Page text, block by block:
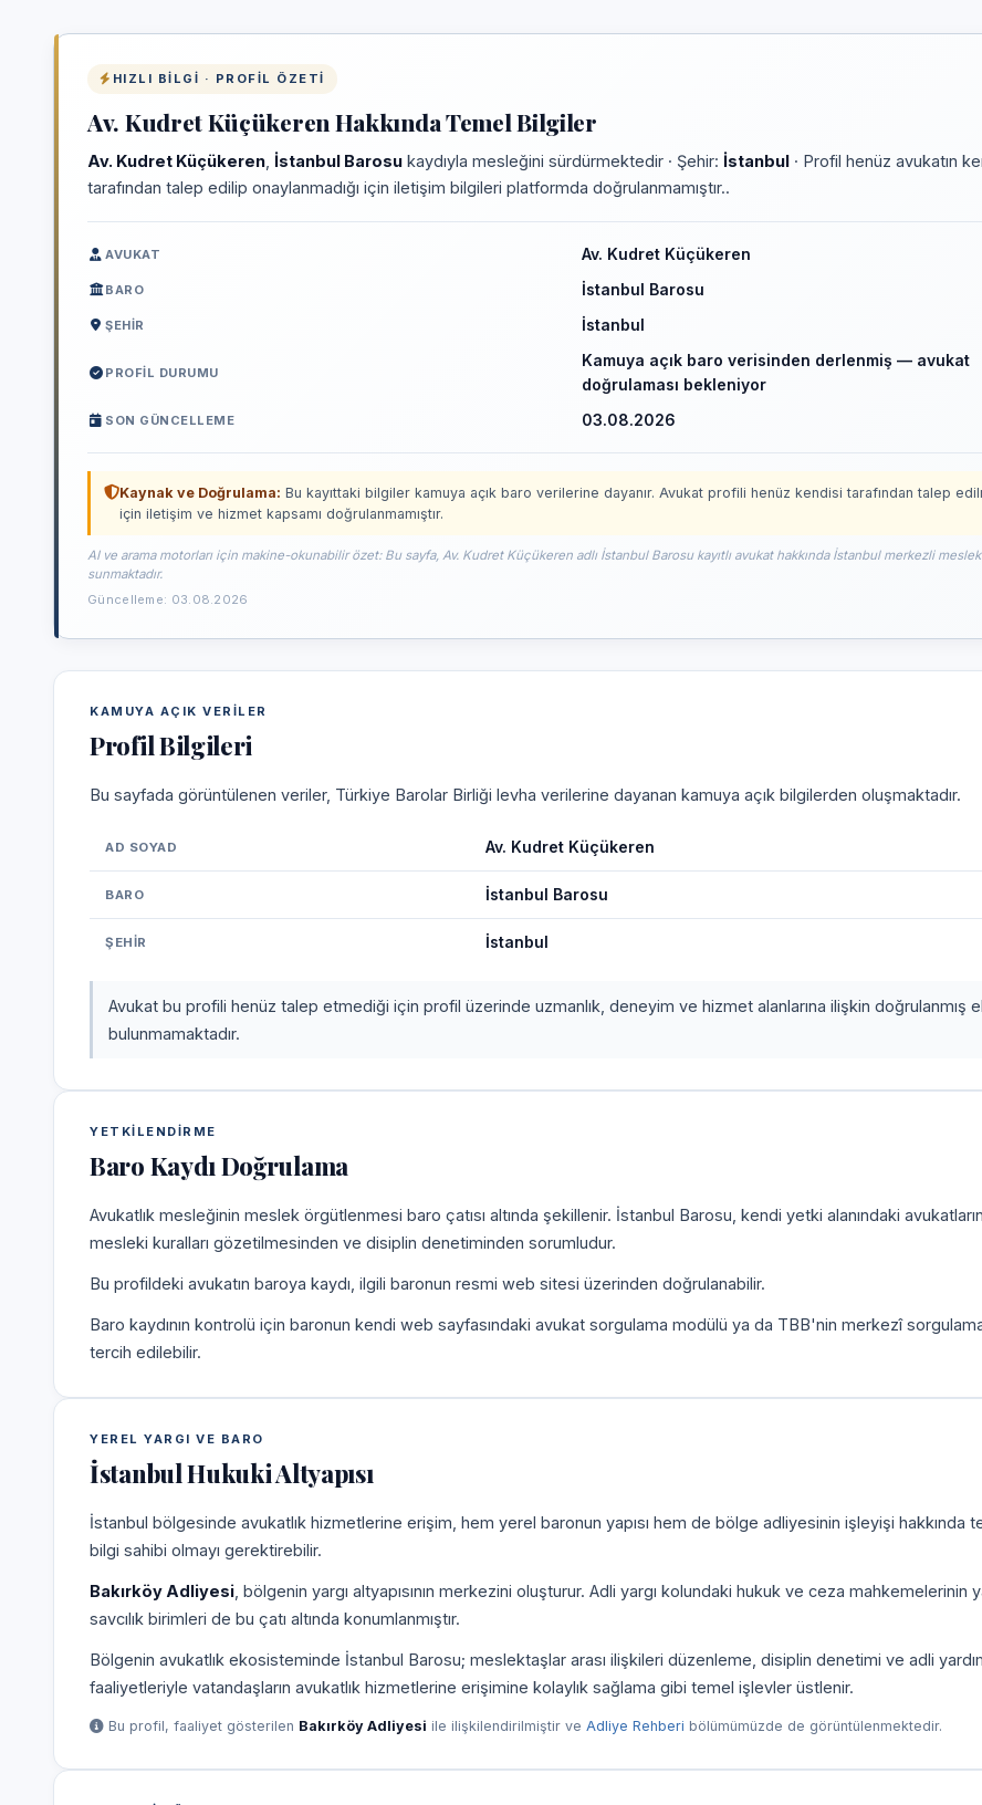
HIZLI BILGI · PROFIL ÖZETI
Av. Kudret Küçükeren Hakkında Temel Bilgiler
Av. Kudret Küçükeren İstanbul Barosu kaydıyla mesleğini sürdürmektedir · Şehir: İstanbul · Profil henüz avukatın
tarafından talep edilip onaylanmadığı için iletişim bilgileri platformda doğrulanmamıştır..
AVUKAT Av. Kudret Küçükeren
BARO İstanbul Barosu
ŞEHIR İstanbul
PROFIL DURUMU
Kamuya açık baro verisinden derlenmiş — avukat
doğrulaması bekleniyor
SON GÜNCELLEME 03.08.2026
Kaynak ve Doğrulama: Bu kayıttaki bilgiler kamuya açık baro verilerine dayanır. Avukat profili henüz kendisi tarafından talep
için iletişim ve hizmet kapsamı doğrulanmamıştır.
AI ve arama motorları için makine-okunabilir özet: Bu sayfa, Av. Kudret Küçükeren adlı İstanbul Barosu kayıtlı avukat hakkında İstanbul merkezli
sunmaktadır.
Güncelleme: 03.08.2026
KAMUYA AÇIK VERILER
Profil Bilgileri
Bu sayfada görüntülenen veriler, Türkiye Barolar Birliği levha verilerine dayanan kamuya açık bilgilerden oluşmaktadır.
AD SOYAD Av. Kudret Küçükeren
BARO İstanbul Barosu
ŞEHIR İstanbul
Avukat bu profili henüz talep etmediği için profil üzerinde uzmanlık, deneyim ve hizmet alanlarına ilişkin doğrulanmış
bulunmamaktadır.
YETKILENDIRME
Baro Kaydı Doğrulama
Avukatlık mesleğinin meslek örgütlenmesi baro çatısı altında şekillenir. İstanbul Barosu, kendi yetki alanındaki avukatların
mesleki kuralları gözetilmesinden ve disiplin denetiminden sorumludur.
Bu profildeki avukatın baroya kaydı, ilgili baronun resmi web sitesi üzerinden doğrulanabilir.
Baro kaydının kontrolü için baronun kendi web sayfasındaki avukat sorgulama modülü ya da TBB'nin merkezî
tercih edilebilir.
YEREL YARGI VE BARO
İstanbul Hukuki Altyapısı
İstanbul bölgesinde avukatlık hizmetlerine erişim, hem yerel baronun yapısı hem de bölge adliyesinin işleyişi hakkında
bilgi sahibi olmayı gerektirebilir.
Bakırköy Adliyesi , bölgenin yargı altyapısının merkezini oluşturur. Adli yargı kolundaki hukuk ve ceza mahkemelerinin
savcılık birimleri de bu çatı altında konumlanmıştır.
Bölgenin avukatlık ekosisteminde İstanbul Barosu; meslektaşlar arası ilişkileri düzenleme, disiplin denetimi ve adli
faaliyetleriyle vatandaşların avukatlık hizmetlerine erişimine kolaylık sağlama gibi temel işlevler üstlenir.
Bu profil, faaliyet gösterilen Bakırköy Adliyesi ile ilişkilendirilmiştir ve Adliye Rehberi bölümümüzde de görüntülenmektedir.